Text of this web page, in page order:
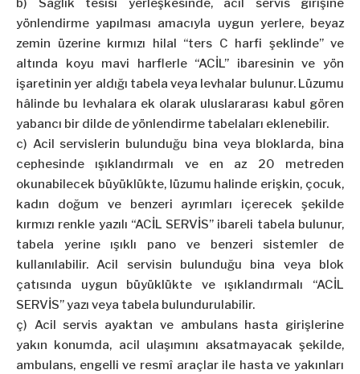
b) Sağlık tesisi yerleşkesinde, acil servis girişine
yönlendirme yapılması amacıyla uygun yerlere, beyaz
zemin üzerine kırmızı hilal “ters C harfi şeklinde” ve
altında koyu mavi harflerle “ACİL” ibaresinin ve yön
işaretinin yer aldığı tabela veya levhalar bulunur. Lüzumu
hâlinde bu levhalara ek olarak uluslararası kabul gören
yabancı bir dilde de yönlendirme tabelaları eklenebilir.
c) Acil servislerin bulunduğu bina veya bloklarda, bina
cephesinde ışıklandırmalı ve en az 20 metreden
okunabilecek büyüklükte, lüzumu halinde erişkin, çocuk,
kadın doğum ve benzeri ayrımları içerecek şekilde
kırmızı renkle yazılı “ACİL SERVİS” ibareli tabela bulunur,
tabela yerine ışıklı pano ve benzeri sistemler de
kullanılabilir. Acil servisin bulunduğu bina veya blok
çatısında uygun büyüklükte ve ışıklandırmalı “ACİL
SERVİS” yazı veya tabela bulundurulabilir.
ç) Acil servis ayaktan ve ambulans hasta girişlerine
yakın konumda, acil ulaşımını aksatmayacak şekilde,
ambulans, engelli ve resmî araçlar ile hasta ve yakınları